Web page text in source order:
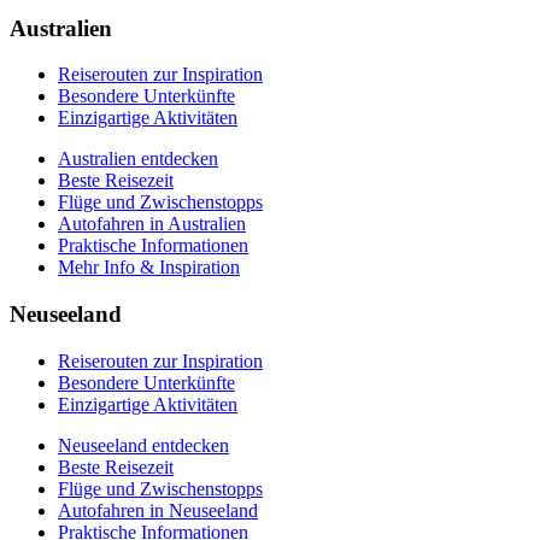
Praktische Informationen
Australien
Reiserouten zur Inspiration
Besondere Unterkünfte
Einzigartige Aktivitäten
Australien entdecken
Beste Reisezeit
Flüge und Zwischenstopps
Autofahren in Australien
Praktische Informationen
Mehr Info & Inspiration
Neuseeland
Reiserouten zur Inspiration
Besondere Unterkünfte
Einzigartige Aktivitäten
Neuseeland entdecken
Beste Reisezeit
Flüge und Zwischenstopps
Autofahren in Neuseeland
Praktische Informationen